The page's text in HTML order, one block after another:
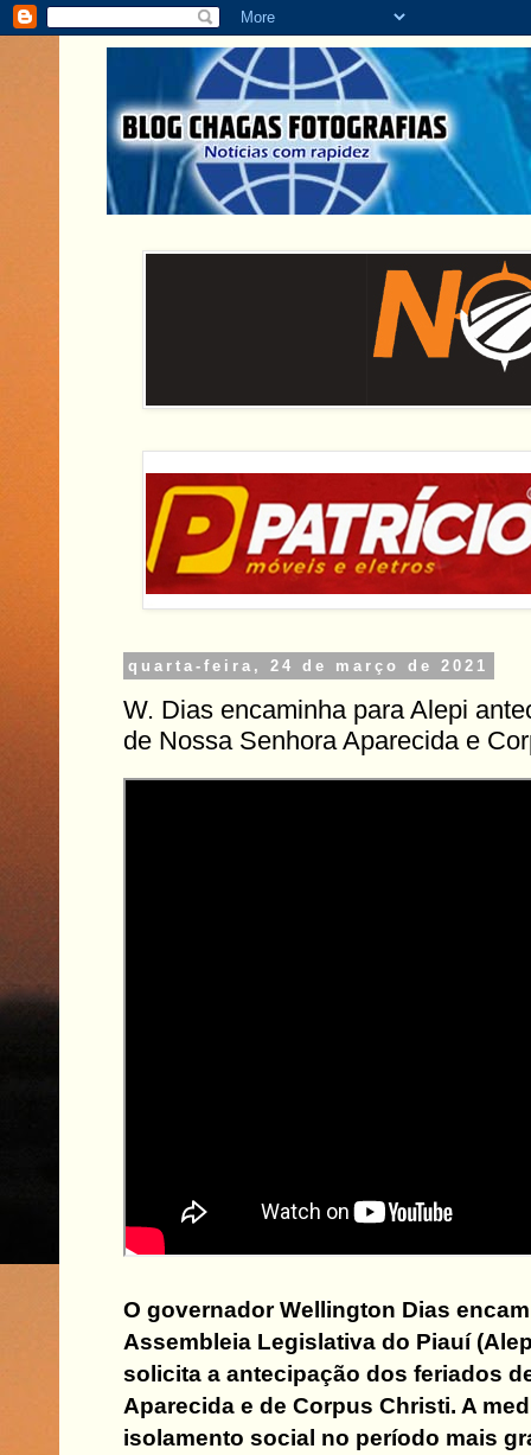
quarta-feira, 24 de março de 2021
W. Dias encaminha para Alepi
de Nossa Senhora Aparecida e
O governador Wellington Dias
Assembleia Legislativa do Piauí
solicita a antecipação dos feriados
Aparecida e de Corpus Christi. A
isolamento social no período mais